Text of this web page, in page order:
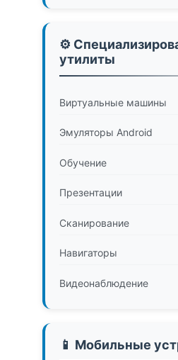
⚙️
утилиты
Виртуальные машины
Эмуляторы Android
Обучение
Презентации
Сканирование
Навигаторы
Видеонаблюдение
📱 Мобильные